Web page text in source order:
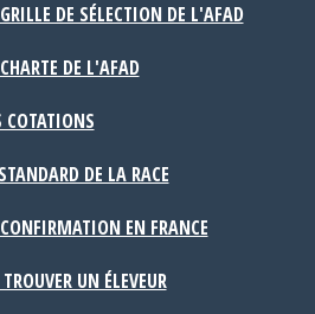
DE SÉLECTION DE L'AFAD
DE L'AFAD
COTATIONS
DE LA RACE
EN FRANCE
UN ÉLEVEUR